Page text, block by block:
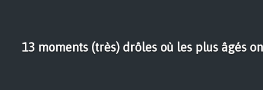
13 moments (très) drôles où les plus âgés